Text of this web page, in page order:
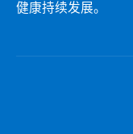
健康持续发展。